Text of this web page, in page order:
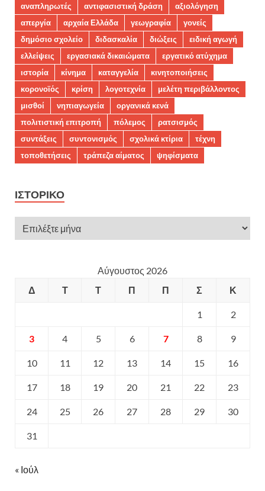
αναπληρωτές
αντιφασιστική δράση
αξιολόγηση
απεργία
αρχαία Ελλάδα γεωγραφία
γονείς
δημόσιο σχολείο
διδασκαλία διώξεις
ειδική αγωγή
ελλείψεις
εργασιακά δικαιώματα
εργατικό ατύχημα
ιστορία
κίνημα καταγγελία
κινητοποιήσεις
κορονοϊός
κρίση λογοτεχνία
μελέτη περιβάλλοντος
μισθοί
νηπιαγωγεία
οργανικά κενά
πολιτιστική επιτροπή
πόλεμος
ρατσισμός
συντάξεις
συντονισμός σχολικά κτίρια
τέχνη
τοποθετήσεις
τράπεζα αίματος ψηφίσματα
ΙΣΤΟΡΙΚΌ
Αύγουστος 2026
Δ
Τ Τ Π Π Σ Κ
1 2
3 4 5 6 7 8 9
10 11 12 13 14 15 16
17 18 19 20 21 22 23
24 25 26 27 28 29 30
31
« Ιούλ